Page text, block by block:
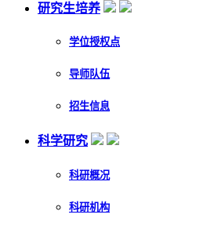
研究生培养
学位授权点
导师队伍
招生信息
科学研究
科研概况
科研机构